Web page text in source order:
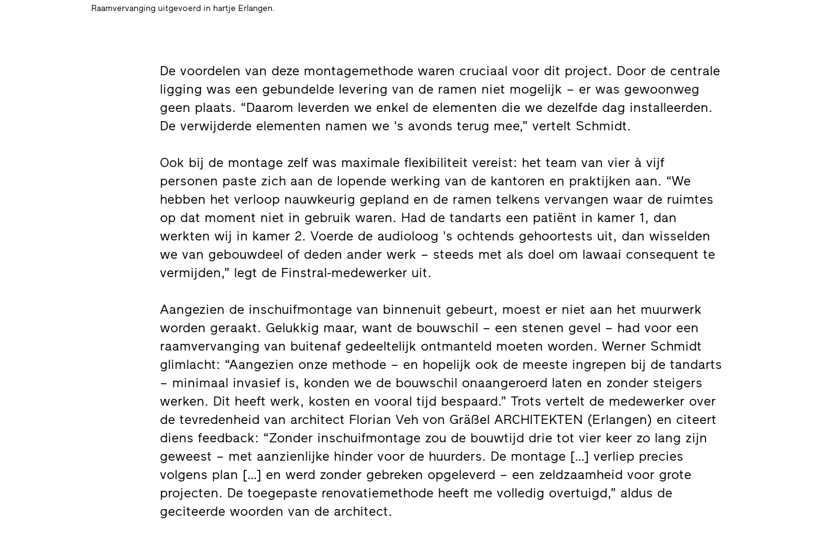
Raamvervanging uitgevoerd in hartje Erlangen.
De voordelen van deze montagemethode waren cruciaal voor dit project. Door de centrale
ligging was een gebundelde levering van de ramen niet mogelijk – er was gewoonweg
geen plaats. “Daarom leverden we enkel de elementen die we dezelfde dag installeerden.
De verwijderde elementen namen we 's avonds terug mee,” vertelt Schmidt.
Ook bij de montage zelf was maximale flexibiliteit vereist: het team van vier à vijf
personen paste zich aan de lopende werking van de kantoren en praktijken aan. “We
hebben het verloop nauwkeurig gepland en de ramen telkens vervangen waar de ruimtes
op dat moment niet in gebruik waren. Had de tandarts een patiënt in kamer 1, dan
werkten wij in kamer 2. Voerde de audioloog 's ochtends gehoortests uit, dan wisselden
we van gebouwdeel of deden ander werk – steeds met als doel om lawaai consequent te
vermijden,” legt de Finstral-medewerker uit.
Aangezien de inschuifmontage van binnenuit gebeurt, moest er niet aan het muurwerk
worden geraakt. Gelukkig maar, want de bouwschil – een stenen gevel – had voor een
raamvervanging van buitenaf gedeeltelijk ontmanteld moeten worden. Werner Schmidt
glimlacht: “Aangezien onze methode – en hopelijk ook de meeste ingrepen bij de tandarts
– minimaal invasief is, konden we de bouwschil onaangeroerd laten en zonder steigers
werken. Dit heeft werk, kosten en vooral tijd bespaard.” Trots vertelt de medewerker over
de tevredenheid van architect Florian Veh von Gräßel ARCHITEKTEN (Erlangen) en citeert
diens feedback: “Zonder inschuifmontage zou de bouwtijd drie tot vier keer zo lang zijn
geweest – met aanzienlijke hinder voor de huurders. De montage […] verliep precies
volgens plan […] en werd zonder gebreken opgeleverd – een zeldzaamheid voor grote
projecten. De toegepaste renovatiemethode heeft me volledig overtuigd,” aldus de
geciteerde woorden van de architect.